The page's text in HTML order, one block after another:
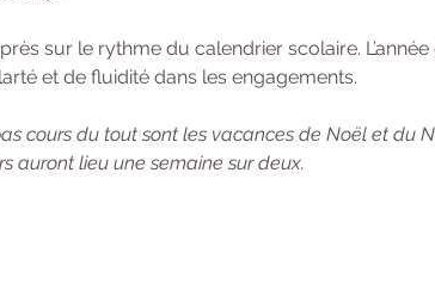
sur le rythme du calendrier scolaire.
et de fluidité dans les engagements.
cours du tout sont les vacances de Noël et du
auront lieu une semaine sur deux.